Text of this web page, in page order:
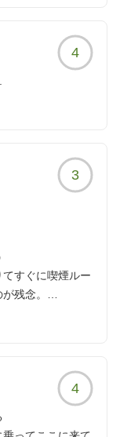
4
3
すぐに喫煙ルー
残念。
4